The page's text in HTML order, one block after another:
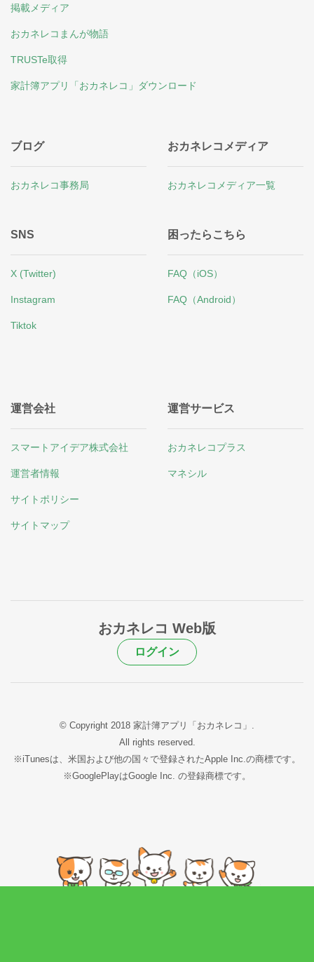
掲載メディア
おカネレコまんが物語
TRUSTe取得
家計簿アプリ「おカネレコ」ダウンロード
ブログ
おカネレコ事務局
おカネレコメディア
おカネレコメディア一覧
SNS
X (Twitter)
Instagram
Tiktok
困ったらこちら
FAQ（iOS）
FAQ（Android）
運営会社
スマートアイデア株式会社
運営者情報
サイトポリシー
サイトマップ
運営サービス
おカネレコプラス
マネシル
おカネレコ Web版
ログイン
© Copyright 2018 家計簿アプリ「おカネレコ」.
All rights reserved.
※iTunesは、米国および他の国々で登録されたApple Inc.の商標です。
※GooglePlayはGoogle Inc. の登録商標です。